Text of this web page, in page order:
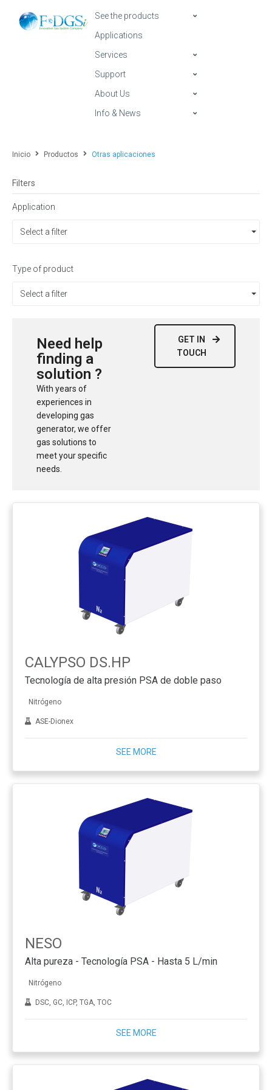
See the products
Applications
Services
Support
About Us
Info & News
Inicio Productos Otras aplicaciones
Filters
Application
Select a filter
Type of product
Select a filter
Need help
finding a
solution ?
With years of
experiences in
developing gas
generator, we offer
gas solutions to
meet your specific
needs.
GET IN
TOUCH
CALYPSO DS.HP
Tecnología de alta presión PSA de doble paso
Nitrógeno
ASE-Dionex
SEE MORE
NESO
Alta pureza - Tecnología PSA - Hasta 5 L/min
Nitrógeno
DSC, GC, ICP, TGA, TOC
SEE MORE